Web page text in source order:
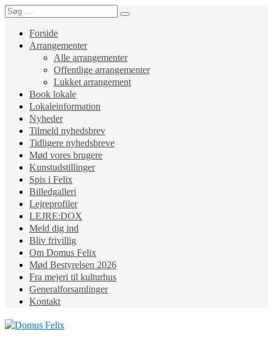
Forside
Arrangementer
Alle arrangementer
Offentlige arrangementer
Lukket arrangement
Book lokale
Lokaleinformation
Nyheder
Tilmeld nyhedsbrev
Tidligere nyhedsbreve
Mød vores brugere
Kunstudstillinger
Spis i Felix
Billedgalleri
Lejreprofiler
LEJRE:DOX
Meld dig ind
Bliv frivillig
Om Domus Felix
Mød Bestyrelsen 2026
Fra mejeri til kulturhus
Generalforsamlinger
Kontakt